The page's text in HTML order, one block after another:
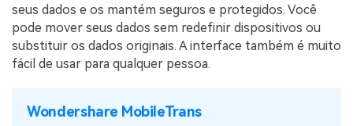
seus dados e os mantém seguros e protegidos. Você
pode mover seus dados sem redefinir dispositivos ou
substituir os dados originais. A interface também é muito
fácil de usar para qualquer pessoa.
Wondershare MobileTrans